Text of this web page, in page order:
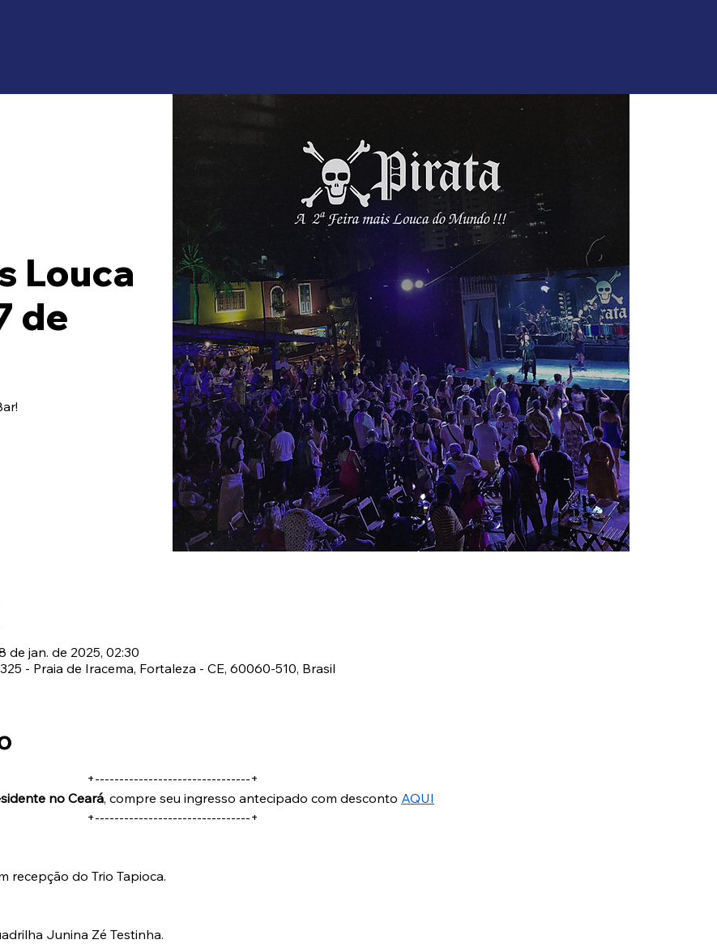
Louca
de
de jan. de 2025, 02:30
- Praia de Iracema, Fortaleza - CE, 60060-510, Brasil
+--------------------------------+
no Ceará, compre seu ingresso antecipado com desconto AQUI
+--------------------------------+
recepção do Trio Tapioca.
Junina Zé Testinha.